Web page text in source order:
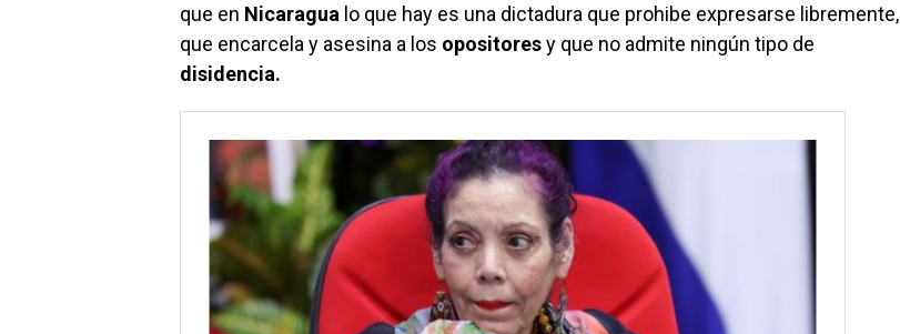
que en Nicaragua lo que hay es una dictadura que prohibe expresarse libremente,
que encarcela y asesina a los opositoresy que no admite ningún tipo de
disidencia.